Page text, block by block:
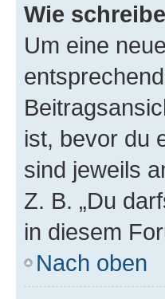
Wie
Um eine
ist, bevor du
sind jeweils
Z. B. „Du
in diesem
Nach oben